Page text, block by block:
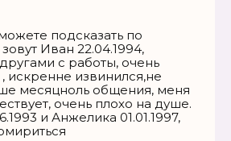
подсказать по
Иван 22.04.1994,
с работы, очень
искренне извинился,не
месяцноль общения, меня
очень плохо на душе.
и Анжелика 01.01.1997,